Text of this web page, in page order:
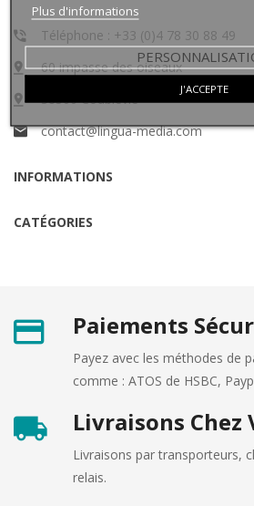
Plus d'informations
J'ACCEPTE
Téléphone : +33 (0)4 78 30 88 49
60 impasse des oiseaux
38500 Coublevie
contact@lingua-media.com
INFORMATIONS
CATÉGORIES
Paiements
Payez avec les méthodes de
comme : ATOS de HSBC,
Livraisons Chez
Livraisons par transporteurs,
relais.